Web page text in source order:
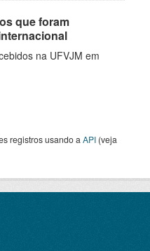
que foram
na UFVJM em
registros usando a API (veja